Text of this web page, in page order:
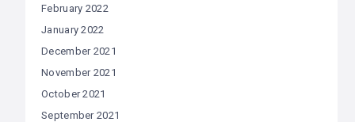
February 2022
January 2022
December 2021
November 2021
October 2021
September 2021